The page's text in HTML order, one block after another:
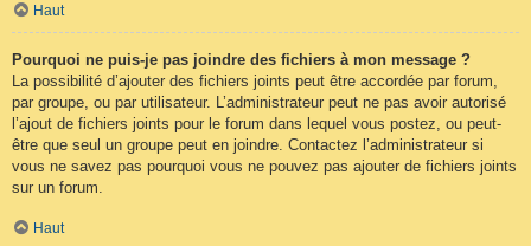
Haut
Pourquoi ne puis-je pas joindre des fichiers à mon message ?
La possibilité d’ajouter des fichiers joints peut être accordée par forum,
par groupe, ou par utilisateur. L’administrateur peut ne pas avoir autorisé
l’ajout de fichiers joints pour le forum dans lequel vous postez, ou peut-
être que seul un groupe peut en joindre. Contactez l’administrateur si
vous ne savez pas pourquoi vous ne pouvez pas ajouter de fichiers joints
sur un forum.
Haut